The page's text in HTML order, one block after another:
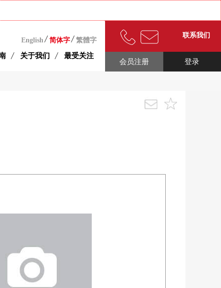
English 简体字 繁體字
关于我们 最受关注
联系我们
登录
会员注册